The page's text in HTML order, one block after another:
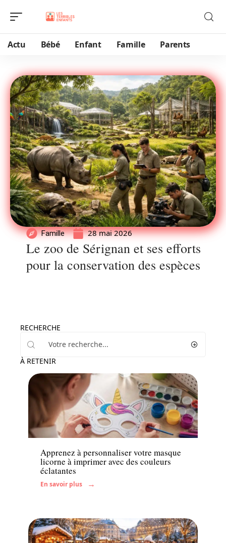
Actu Bébé Enfant Famille Parents
Famille 28 mai 2026
Le zoo de Sérignan et ses efforts
pour la conservation des espèces
RECHERCHE
À RETENIR
Famille
Apprenez à personnaliser votre masque
licorne à imprimer avec des couleurs
éclatantes
En savoir plus